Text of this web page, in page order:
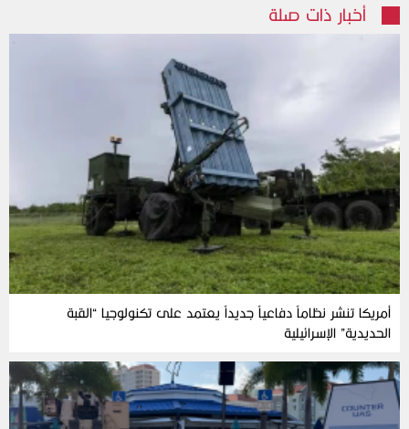
أخبار ذات صلة
أمريكا تنشر نظاماً دفاعياً جديداً يعتمد على تكنولوجيا “القبة
الحديدية” الإسرائيلية